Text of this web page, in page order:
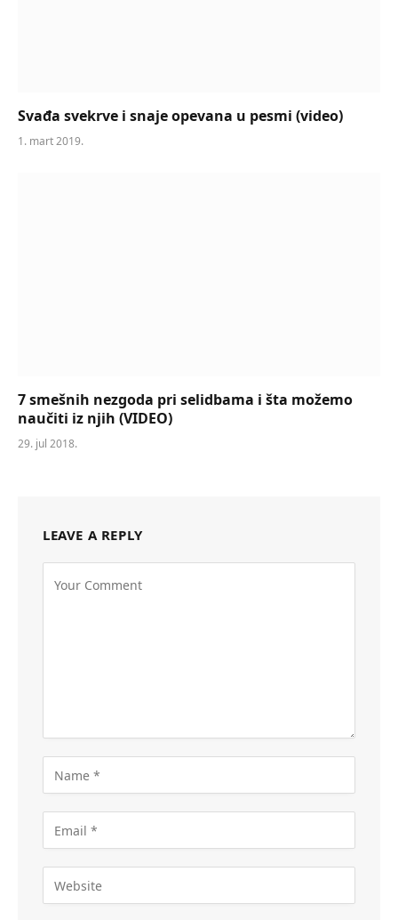
Svađa svekrve i snaje opevana u pesmi (video)
1. mart 2019.
7 smešnih nezgoda pri selidbama i šta možemo
naučiti iz njih (VIDEO)
29. jul 2018.
LEAVE A REPLY